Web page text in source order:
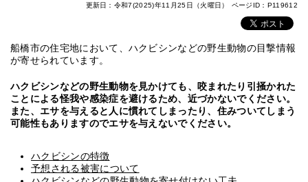
更新日：令和7(2025)年11月25日（火曜日） ページID：P119612
船橋市の住宅地において、ハクビシンなどの野生動物の目撃情報
が寄せられています。
ハクビシンなどの野生動物を見かけても、咬まれたり引掻かれた
ことによる怪我や感染症を避けるため、近づかないでください。
また、エサを与えると人に慣れてしまったり、住みついてしまう
可能性もありますのでエサを与えないでください。
ハクビシンの特徴
予想される被害について